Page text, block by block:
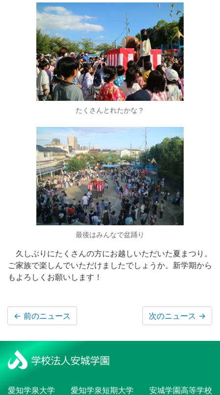
たくさんとれたかな？
最後はみんなで盆踊り
久しぶりにたくさんの方にお越しいただいた夏まつり。
ご家族で楽しんでいただけましたでしょうか。新学期から
もよろしくお願いします！
← 前のニュース 次のニュース →
愛知学泉大学 愛知学泉短期大学 安城学園高等学校